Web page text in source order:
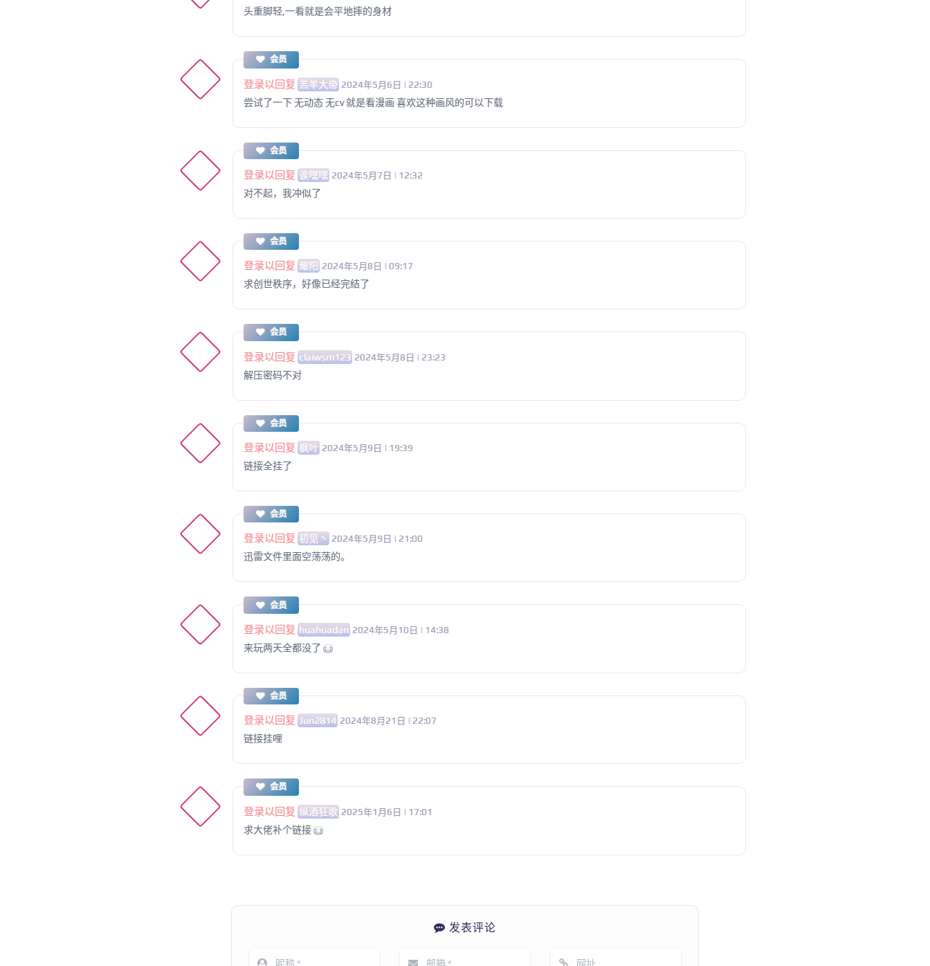
头重脚轻,一看就是会平地摔的身材
会员
登录以回复 羔羊大帝 2024年5月6日 | 22:30
尝试了一下 无动态 无cv 就是看漫画 喜欢这种画风的可以下载
会员
登录以回复 诶嘿嘿 2024年5月7日 | 12:32
对不起，我冲似了
会员
登录以回复 耀阳 2024年5月8日 | 09:17
求创世秩序，好像已经完结了
会员
登录以回复 claiwsm123 2024年5月8日 | 23:23
解压密码不对
会员
登录以回复 枫叶 2024年5月9日 | 19:39
链接全挂了
会员
登录以回复 初见丶 2024年5月9日 | 21:00
迅雷文件里面空荡荡的。
会员
登录以回复 huahuadan 2024年5月10日 | 14:38
来玩两天全都没了
会员
登录以回复 Jun2814 2024年8月21日 | 22:07
链接挂哩
会员
登录以回复 纵酒狂歌 2025年1月6日 | 17:01
求大佬补个链接
发表评论